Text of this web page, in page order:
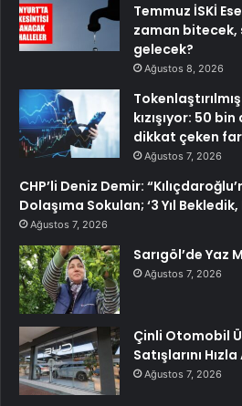
Temmuz İSKİ
zaman bitecek,
gelecek?
Ağustos 8, 2026
kızışıyor: 50
dikkat çeken
Ağustos 7, 2026
CHP’li Deniz Demir:
Dolaşıma Sokulan; ‘3 Yıl
Ağustos 7, 2026
Sarıgöl’de Yaz
Ağustos 7, 2026
Çinli Otomobil
Satışlarını Hızla
Ağustos 7, 2026